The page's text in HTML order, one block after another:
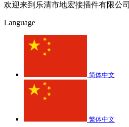
欢迎来到乐清市地宏接插件有限公司
Language
简体中文
繁体中文